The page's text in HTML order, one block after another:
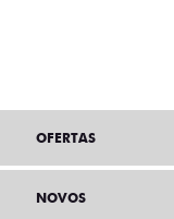
OFERTAS
NOVOS